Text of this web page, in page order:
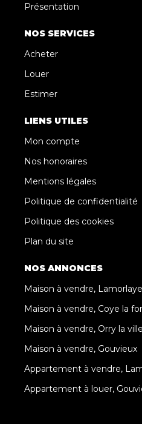
Présentation
NOS SERVICES
Acheter
Louer
Estimer
LIENS UTILES
Mon compte
Nos honoraires
Mentions légales
Politique de confidentialité
Politique des cookies
Plan du site
NOS ANNONCES
Maison à vendre, Lamorlaye
Maison à vendre, Coye la
Maison à vendre, Orry la ville
Maison à vendre, Gouvieux
Appartement à vendre,
Appartement à louer,